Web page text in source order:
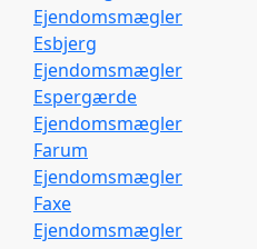
Ejendomsmægler
Esbjerg
Ejendomsmægler
Espergærde
Ejendomsmægler
Farum
Ejendomsmægler
Faxe
Ejendomsmægler